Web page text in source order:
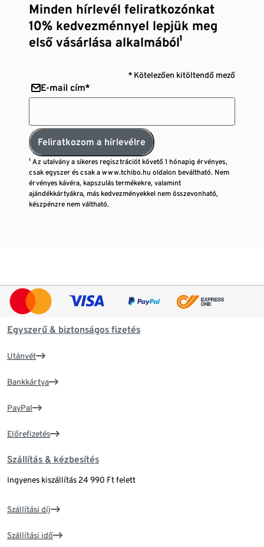
Minden hírlevél feliratkozónkat
10% kedvezménnyel lepjük meg
első vásárlása alkalmából¹
* Kötelezően kitöltendő mező
E-mail cím*
Feliratkozom a hírlevélre
¹ Az utalvány a sikeres regisztrációt követő 1 hónapig érvényes,
csak egyszer és csak a www.tchibo.hu oldalon beváltható. Nem
érvényes kávéra, kapszulás termékekre, valamint
ajándékkártyákra, más kedvezményekkel nem összevonható,
készpénzre nem váltható.
Egyszerű & biztonságos fizetés
Utánvét
Bankkártya
PayPal
Előrefizetés
Szállítás & kézbesítés
Ingyenes kiszállítás 24 990 Ft felett
Szállítási díj
Szállítási idő